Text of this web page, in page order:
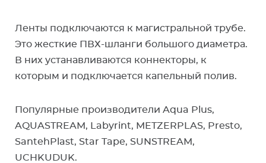
Ленты подключаются к магистральной трубе.
Это жесткие ПВХ-шланги большого диаметра.
В них устанавливаются коннекторы, к
которым и подключается капельный полив.
Популярные производители Aqua Plus,
AQUASTREAM, Labyrint, METZERPLAS, Presto,
SantehPlast, Star Tape, SUNSTREAM,
UCHKUDUK.